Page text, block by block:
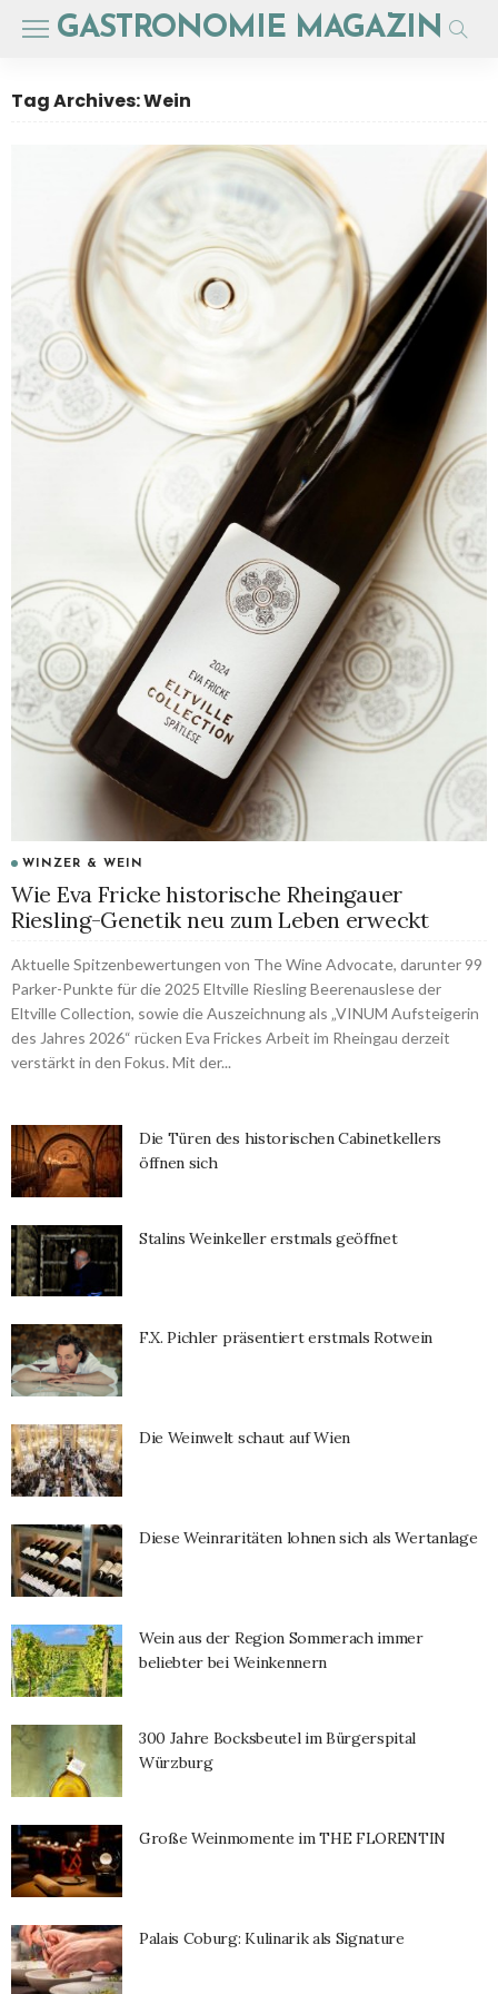
GASTRONOMIE MAGAZIN
Tag Archives: Wein
WINZER & WEIN
Wie Eva Fricke historische Rheingauer
Riesling-Genetik neu zum Leben erweckt
Aktuelle Spitzenbewertungen von The Wine Advocate, darunter 99
Parker-Punkte für die 2025 Eltville Riesling Beerenauslese der
Eltville Collection, sowie die Auszeichnung als „VINUM Aufsteigerin
des Jahres 2026“ rücken Eva Frickes Arbeit im Rheingau derzeit
verstärkt in den Fokus. Mit der...
Die Türen des historischen Cabinetkellers
öffnen sich
Stalins Weinkeller erstmals geöffnet
F.X. Pichler präsentiert erstmals Rotwein
Die Weinwelt schaut auf Wien
Diese Weinraritäten lohnen sich als Wertanlage
Wein aus der Region Sommerach immer
beliebter bei Weinkennern
300 Jahre Bocksbeutel im Bürgerspital
Würzburg
Große Weinmomente im THE FLORENTIN
Palais Coburg: Kulinarik als Signature